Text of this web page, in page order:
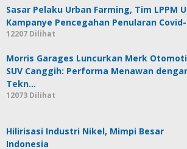
Sasar Pelaku Urban Farming, Tim LPPM
Kampanye Pencegahan Penularan
12207 Dilihat
Morris Garages Luncurkan Merk
SUV Canggih: Performa Menawan
Tekn…
12073 Dilihat
Hilirisasi Industri Nikel, Mimpi Besar
Indonesia